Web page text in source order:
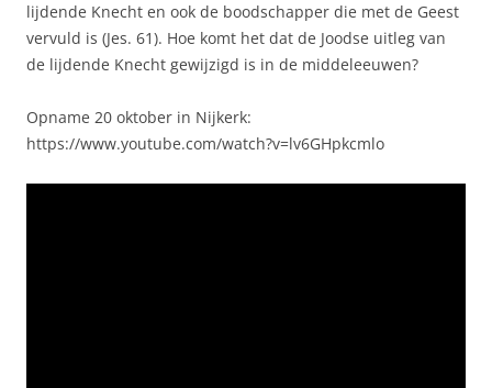
lijdende Knecht en ook de boodschapper die met de Geest
vervuld is (Jes. 61). Hoe komt het dat de Joodse uitleg van
de lijdende Knecht gewijzigd is in de middeleeuwen?
Opname 20 oktober in Nijkerk:
https://www.youtube.com/watch?v=lv6GHpkcmlo